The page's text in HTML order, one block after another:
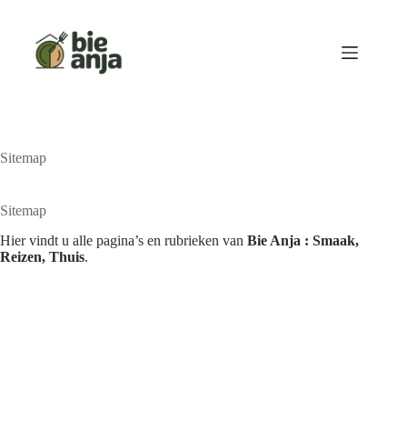
inhoud
Sitemap
Sitemap
Hier vindt u alle pagina’s en rubrieken van Bie Anja : Smaak,
Reizen, Thuis.